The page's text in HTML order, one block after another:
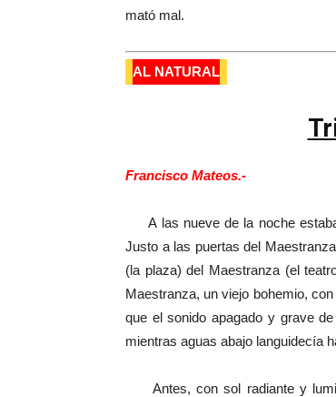
mató mal.
AL NATURAL
Francisco Mateos.-
A las nueve de la noche estaba
Justo a las puertas del
(la plaza) del Maestranza (el
Maestranza, un viejo bohemio,
que el sonido apagado y grave
mientras aguas abajo languidecía
Antes, con sol radiante y